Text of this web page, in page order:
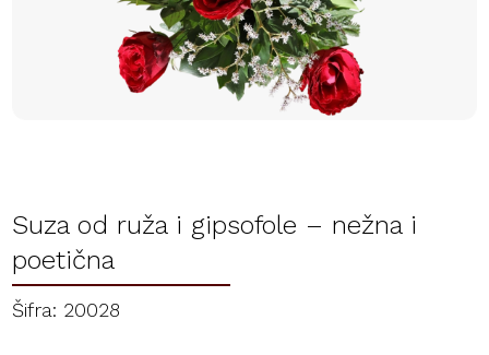
Suza od ruža i gipsofole – nežna i
poetična
Šifra: 20028